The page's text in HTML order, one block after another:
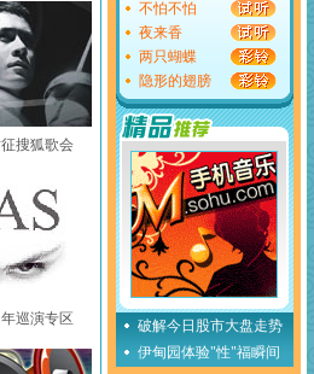
搜狐歌会
巡演专区
不怕不怕
夜来香
两只蝴蝶
隐形的翅膀
破解今日股市大盘走势
伊甸园体验"性"福瞬间